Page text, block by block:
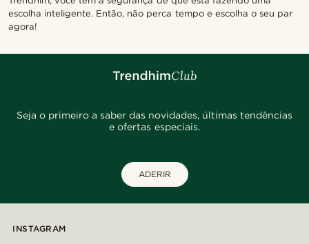
escolha inteligente. Então, não perca tempo e escolha o seu par
agora!
Seja o primeiro a saber das novidades, últimas tendências
e ofertas especiais.
ADERIR
INSTAGRAM